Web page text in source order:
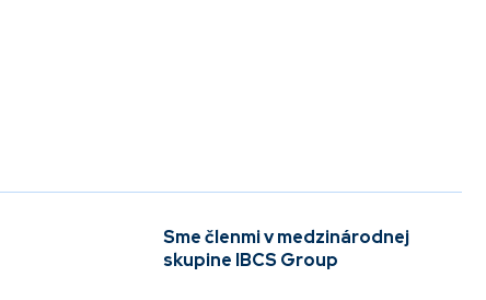
Sme členmi v medzinárodnej
skupine IBCS Group